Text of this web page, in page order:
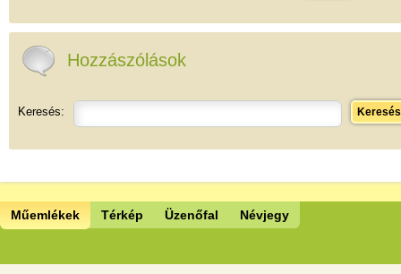
Hozzászólások
Keresés: Keresés
Műemlékek Térkép Üzenőfal Névjegy